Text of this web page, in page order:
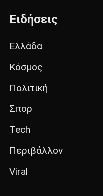
Ειδήσεις
Ελλάδα
Κόσμος
Πολιτική
Σπορ
Tech
Περιβάλλον
Viral